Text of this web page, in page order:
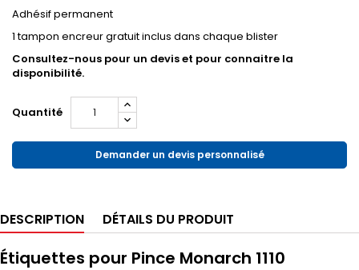
Adhésif permanent
1 tampon encreur gratuit inclus dans chaque blister
Consultez-nous pour un devis et pour connaitre la
disponibilité.
Quantité
Demander un devis personnalisé
DESCRIPTION DÉTAILS DU PRODUIT
Étiquettes pour Pince Monarch 1110